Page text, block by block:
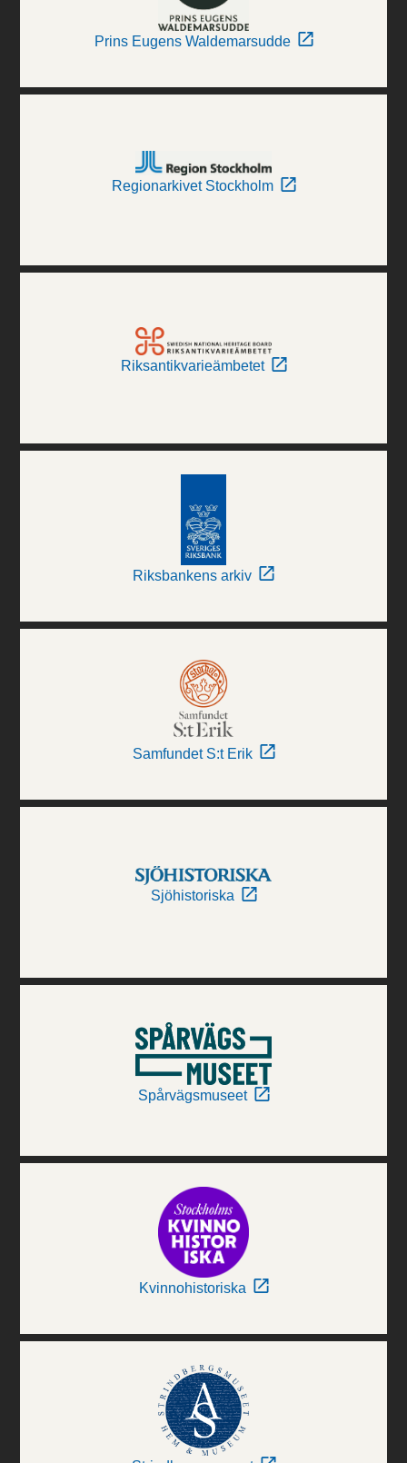
Prins Eugens Waldemarsudde
Regionarkivet Stockholm
Riksantikvarieämbetet
Riksbankens arkiv
Samfundet S:t Erik
Sjöhistoriska
Spårvägsmuseet
Kvinnohistoriska